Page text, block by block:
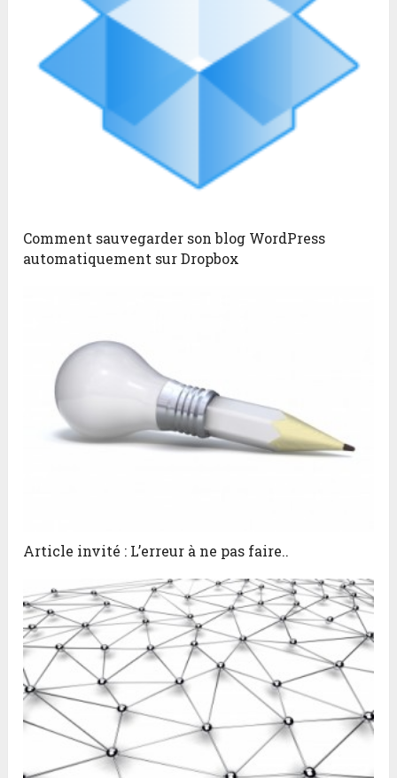
Comment sauvegarder son blog WordPress
automatiquement sur Dropbox
Article invité : L’erreur à ne pas faire..